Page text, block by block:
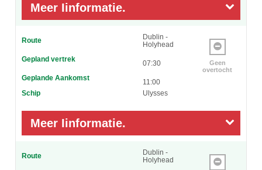
Meer Iinformatie.
Route
Dublin -
Holyhead
Gepland vertrek
07:30
Geplande Aankomst
11:00
Schip
Ulysses
Geen
overtocht
Meer Iinformatie.
Route
Dublin -
Holyhead